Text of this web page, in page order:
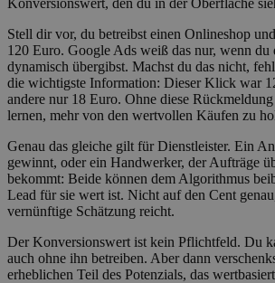
Stell dir vor, du betreibst einen Onlineshop
120 Euro. Google Ads weiß das nur, wenn du
dynamisch übergibst. Machst du das nicht,
die wichtigste Information: Dieser Klick war
andere nur 18 Euro. Ohne diese
lernen, mehr von den wertvollen Käufen zu
Genau das gleiche gilt für Dienstleister. Ein
gewinnt, oder ein Handwerker, der Aufträge
bekommt: Beide können dem Algorithmus
Lead für sie wert ist. Nicht auf den Cent
vernünftige Schätzung reicht.
Der Konversionswert ist kein Pflichtfeld. Du
auch ohne ihn betreiben. Aber dann
erheblichen Teil des Potenzials, das